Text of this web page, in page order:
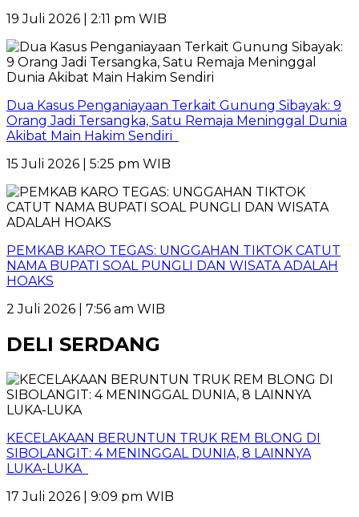
19 Juli 2026 | 2:11 pm WIB
Dua Kasus Penganiayaan Terkait Gunung Sibayak: 9
Orang Jadi Tersangka, Satu Remaja Meninggal Dunia
Akibat Main Hakim Sendiri
15 Juli 2026 | 5:25 pm WIB
PEMKAB KARO TEGAS: UNGGAHAN TIKTOK CATUT
NAMA BUPATI SOAL PUNGLI DAN WISATA ADALAH
HOAKS
2 Juli 2026 | 7:56 am WIB
DELI SERDANG
KECELAKAAN BERUNTUN TRUK REM BLONG DI
SIBOLANGIT: 4 MENINGGAL DUNIA, 8 LAINNYA
LUKA-LUKA
17 Juli 2026 | 9:09 pm WIB